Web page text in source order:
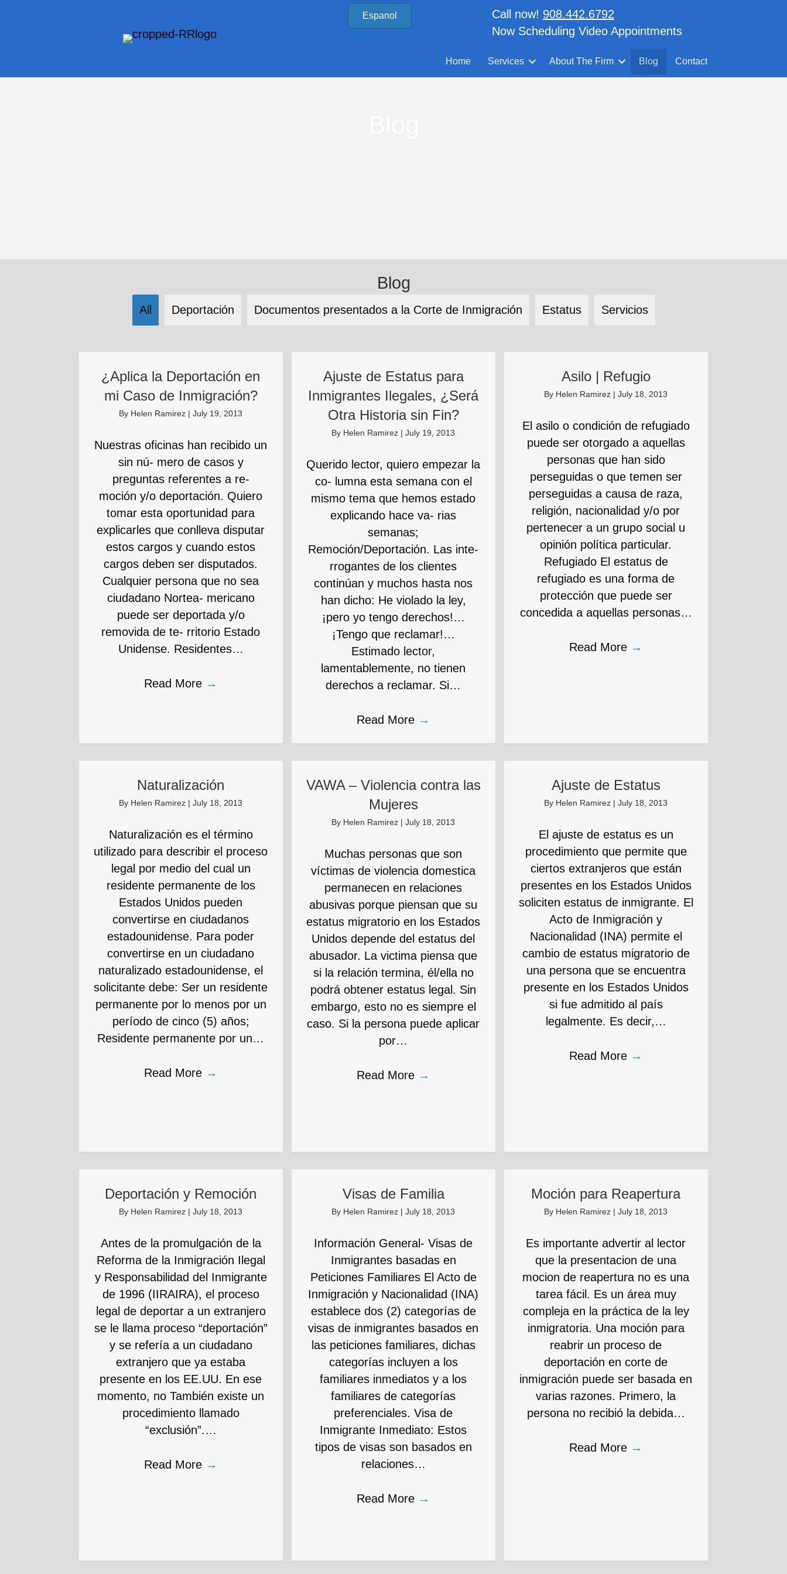
Espanol Call now! 908.442.6792
Now Scheduling Video Appointments
Home Services About The Firm Blog Contact
Blog
All Deportación Documentos presentados a la Corte de Inmigración Estatus Servicios
¿Aplica la Deportación en
mi Caso de Inmigración?
By Helen Ramirez |July 19, 2013
Nuestras oficinas han recibido un
sin nú- mero de casos y
preguntas referentes a re-
moción y/o deportación. Quiero
tomar esta oportunidad para
explicarles que conlleva disputar
estos cargos y cuando estos
cargos deben ser disputados.
Cualquier persona que no sea
ciudadano Nortea- mericano
puede ser deportada y/o
removida de te- rritorio Estado
Unidense. Residentes…
Read More →
Ajuste de Estatus para
Inmigrantes Ilegales, ¿Será
Otra Historia sin Fin?
By Helen Ramirez |July 19, 2013
Querido lector, quiero empezar la
co- lumna esta semana con el
mismo tema que hemos estado
explicando hace va- rias
semanas;
Remoción/Deportación. Las inte-
rrogantes de los clientes
continúan y muchos hasta nos
han dicho: He violado la ley,
¡pero yo tengo derechos!…
¡Tengo que reclamar!…
Estimado lector,
lamentablemente, no tienen
derechos a reclamar. Si…
Read More →
Asilo | Refugio
By Helen Ramirez |July 18, 2013
El asilo o condición de refugiado
puede ser otorgado a aquellas
personas que han sido
perseguidas o que temen ser
perseguidas a causa de raza,
religión, nacionalidad y/o por
pertenecer a un grupo social u
opinión política particular.
Refugiado El estatus de
refugiado es una forma de
protección que puede ser
concedida a aquellas personas…
Read More →
Naturalización
By Helen Ramirez |July 18, 2013
Naturalización es el término
utilizado para describir el proceso
legal por medio del cual un
residente permanente de los
Estados Unidos pueden
convertirse en ciudadanos
estadounidense. Para poder
convertirse en un ciudadano
naturalizado estadounidense, el
solicitante debe: Ser un residente
permanente por lo menos por un
período de cinco (5) años;
Residente permanente por un…
Read More →
VAWA – Violencia contra las
Mujeres
By Helen Ramirez |July 18, 2013
Muchas personas que son
víctimas de violencia domestica
permanecen en relaciones
abusivas porque piensan que su
estatus migratorio en los Estados
Unidos depende del estatus del
abusador. La victima piensa que
si la relación termina, él/ella no
podrá obtener estatus legal. Sin
embargo, esto no es siempre el
caso. Si la persona puede aplicar
por…
Read More →
Ajuste de Estatus
By Helen Ramirez |July 18, 2013
El ajuste de estatus es un
procedimiento que permite que
ciertos extranjeros que están
presentes en los Estados Unidos
soliciten estatus de inmigrante. El
Acto de Inmigración y
Nacionalidad (INA) permite el
cambio de estatus migratorio de
una persona que se encuentra
presente en los Estados Unidos
si fue admitido al país
legalmente. Es decir,…
Read More →
Deportación y Remoción
By Helen Ramirez |July 18, 2013
Antes de la promulgación de la
Reforma de la Inmigración Ilegal
y Responsabilidad del Inmigrante
de 1996 (IIRAIRA), el proceso
legal de deportar a un extranjero
se le llama proceso “deportación”
y se refería a un ciudadano
extranjero que ya estaba
presente en los EE.UU. En ese
momento, no También existe un
procedimiento llamado
“exclusión”.…
Read More →
Visas de Familia
By Helen Ramirez |July 18, 2013
Información General- Visas de
Inmigrantes basadas en
Peticiones Familiares El Acto de
Inmigración y Nacionalidad (INA)
establece dos (2) categorías de
visas de inmigrantes basados en
las peticiones familiares, dichas
categorías incluyen a los
familiares inmediatos y a los
familiares de categorías
preferenciales. Visa de
Inmigrante Inmediato: Estos
tipos de visas son basados en
relaciones…
Read More →
Moción para Reapertura
By Helen Ramirez |July 18, 2013
Es importante advertir al lector
que la presentacion de una
mocion de reapertura no es una
tarea fácil. Es un área muy
compleja en la práctica de la ley
inmigratoria. Una moción para
reabrir un proceso de
deportación en corte de
inmigración puede ser basada en
varias razones. Primero, la
persona no recibió la debida…
Read More →